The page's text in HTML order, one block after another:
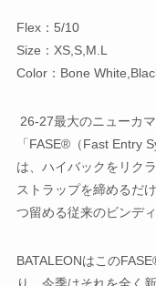
Flex：5/10
Size：XS,S,M.L
Color：Bone
26-27最大のニューカ
「FASE®（Fast Entry
は、ハイバックをリク
ストラップを締めるだ
つ留める従来のビンデ
BATALEONはこの
り、今季はそれを全く